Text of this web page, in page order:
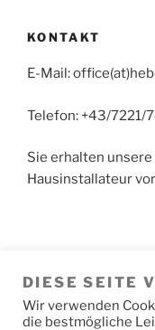
KONTAKT
E-Mail:
Telefon: +43/7221/
Sie erhalten
Hausinstallateur
Versand der
den
DIESE SEITE
Wir verwenden
die bestmögliche